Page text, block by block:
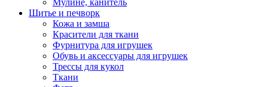
Шитье и печворк
Кожа и замша
Красители для ткани
Фурнитура для игрушек
Обувь и аксессуары для игрушек
Трессы для кукол
Ткани